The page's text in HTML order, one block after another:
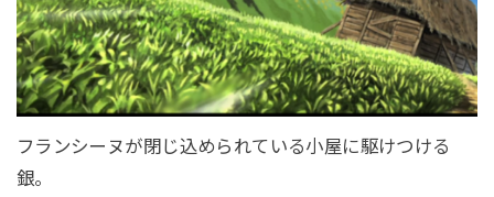
フランシーヌが閉じ込められている小屋に駆けつける
銀。